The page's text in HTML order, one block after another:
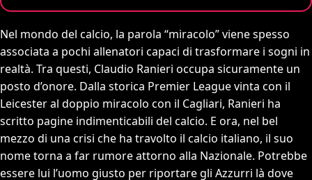
Nel mondo del calcio, la parola “miracolo” viene spesso
associata a pochi allenatori capaci di trasformare i sogni in
realtà. Tra questi, Claudio Ranieri occupa sicuramente un
posto d’onore. Dalla storica Premier League vinta con il
Leicester al doppio miracolo con il Cagliari, Ranieri ha
scritto pagine indimenticabili del calcio. E ora, nel bel
mezzo di una crisi che ha travolto il calcio italiano, il suo
nome torna a far rumore attorno alla Nazionale. Potrebbe
essere lui l’uomo giusto per riportare gli Azzurri là dove